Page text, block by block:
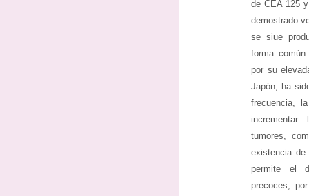
de CEA 125
demostrado
se siue
forma
por su
Japón, ha
frecuencia,
tumores,
existencia de
permite el
precoces,